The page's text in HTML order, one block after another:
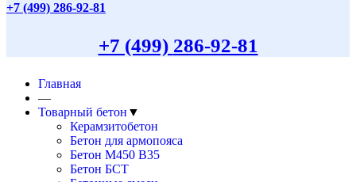
+7 (499) 286-92-81
+7 (499) 286-92-81
Главная
—
Товарный бетон ▼
Керамзитобетон
Бетон для армопояса
Бетон М450 В35
Бетон БСТ